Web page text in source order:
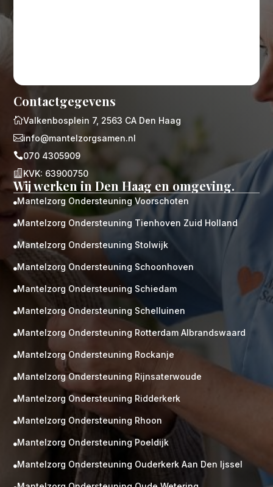
Contactgegevens
Valkenbosplein 7, 2563 CA Den Haag
info@mantelzorgsamen.nl
070 4305909
 KVK: 63900750
Wij werken in Den Haag en omgeving.
Mantelzorg Ondersteuning Voorschoten
Mantelzorg Ondersteuning Tienhoven Zuid Holland
Mantelzorg Ondersteuning Stolwijk
Mantelzorg Ondersteuning Schoonhoven
Mantelzorg Ondersteuning Schiedam
Mantelzorg Ondersteuning Schelluinen
Mantelzorg Ondersteuning Rotterdam Albrandswaard
Mantelzorg Ondersteuning Rockanje
Mantelzorg Ondersteuning Rijnsaterwoude
Mantelzorg Ondersteuning Ridderkerk
Mantelzorg Ondersteuning Rhoon
Mantelzorg Ondersteuning Poeldijk
Mantelzorg Ondersteuning Ouderkerk Aan Den Ijssel